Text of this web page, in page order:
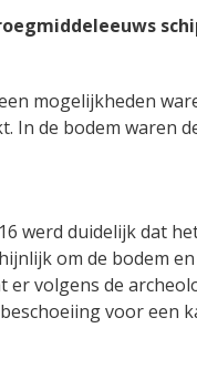
mogelijkheden
In de bodem waren
werd duidelijk dat
om de bodem
volgens de
voor een